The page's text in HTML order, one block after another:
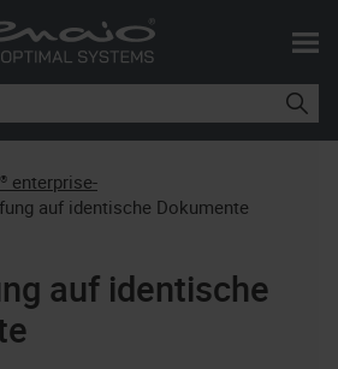
To Main Content
enterprise-
auf identische Dokumente
auf identische